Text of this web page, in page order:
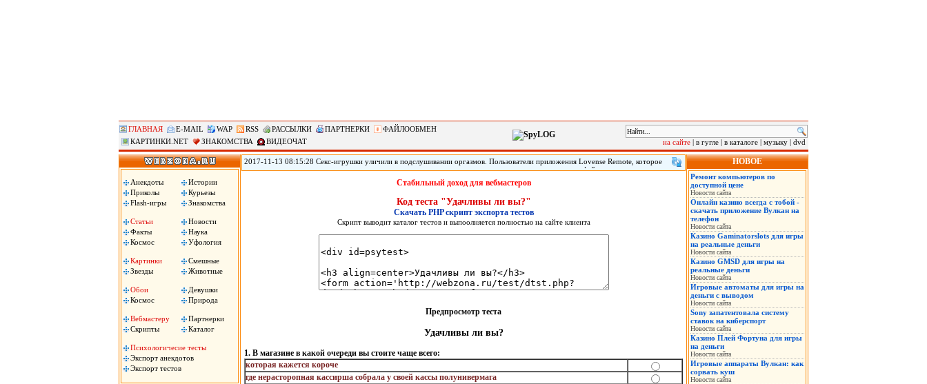
ГЛАВНАЯ E-MAIL WAP RSS РАССЫЛКИ ПАРТНЕРКИ
ФАЙЛООБМЕН
КАРТИНКИ.NET
ЗНАКОМСТВА ВИДЕОЧАТ на сайте | в гугле | в каталоге | музыку | dvd
Анекдоты
Истории
Приколы
Курьезы
Flash-игры
Знакомства
Статьи
Новости
Факты
Наука
Космос
Уфология
Картинки
Смешные
Звезды
Животные
Обои
Девушки
Космос
Природа
Вебмастеру
Партнерки
Скрипты
Каталог
Психологичесие тесты
Экспорт анекдотов
Экспорт тестов
2017-11-13 08:15:28 Секс-игрушки уличили в подслушивании оргазмов. Пользователи приложения Lovense Remote, которое
позволяет удаленно контролировать секс-игрушки, пожаловались на то, что сервис записывает аудио-файлы во время
использования устройств. По данным юзеров, приложение создавало аудиофайл продолжительностью около шести минут, а
Стабильный доход для вебмастеров
Код теста "Удачливы ли вы?"
Скачать PHP скрипт экспорта тестов
Скрипт выводит каталог тестов и выпоолняется полностью на сайте клиента
Предпросмотр теста
Удачливы ли вы?
1. В магазине в какой очереди вы стоите чаще всего:
которая кажется короче
где нерасторопная кассирша собрала у своей кассы полунивермага
НОВОЕ
Ремонт компьютеров по
доступной цене
Новости сайта
Онлайн казино всегда с тобой -
скачать приложение Вулкан на
телефон
Новости сайта
Казино Gaminatorslots для игры
на реальные деньги
Новости сайта
Казино GMSD для игры на
реальные деньги
Новости сайта
Игровые автоматы для игры на
деньги с выводом
Новости сайта
Sony запатентовала систему
ставок на киберспорт
Новости сайта
Казино Плей Фортуна для игры
на деньги
Новости сайта
Игровые аппараты Вулкан: как
сорвать куш
Новости сайта